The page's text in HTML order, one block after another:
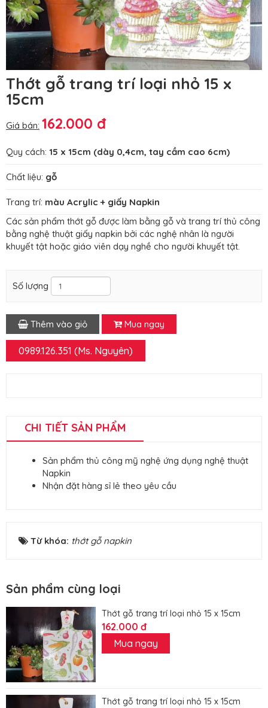
Thớt gỗ trang trí loại nhỏ 15 x
15cm
Giá bán: 162.000 đ
Quy cách: 15 x 15cm (dày 0,4cm, tay cầm cao 6cm)
Chất liệu: gỗ
Trang trí: màu Acrylic + giấy Napkin
Các sản phẩm thớt gỗ được làm bằng gỗ và trang trí thủ công
bằng nghệ thuật giấy napkin bởi các nghệ nhân là người
khuyết tật hoặc giáo viên dạy nghề cho người khuyết tật.
Số lượng
Thêm vào giỏ Mua ngay
0989.126.351 (Ms. Nguyên)
CHI TIẾT SẢN PHẨM
Sản phẩm thủ công mỹ nghệ ứng dụng nghệ thuật
Napkin
Nhận đặt hàng sỉ lẻ theo yêu cầu
Từ khóa: thớt gỗ napkin
Sản phẩm cùng loại
Thớt gỗ trang trí loại nhỏ 15 x 15cm
162.000 đ
Mua ngay
Thớt gỗ trang trí loại nhỏ 15 x 15cm